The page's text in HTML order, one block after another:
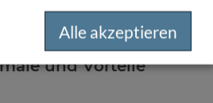
verbessertes Nutzererlebnis.
und Vorteile
Alle akzeptieren